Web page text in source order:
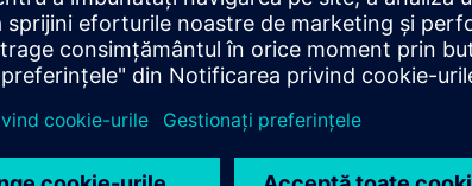
și texturi și salvați-le folosind Appearance
consumatori și gestionați toate variațiile complexe pe
cazurile de utilizare necesită mai multe opțiuni de